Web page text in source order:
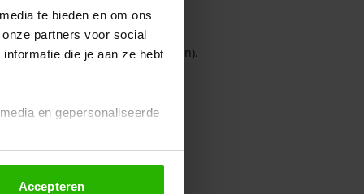
te bieden en om ons
partners voor social
die je aan ze hebt
en gepersonaliseerde
Accepteren
console for more information).